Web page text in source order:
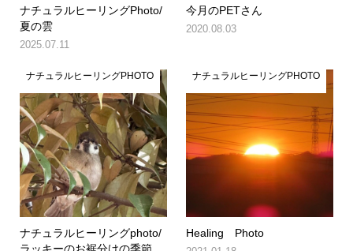
ナチュラルヒーリングPhoto/
夏の雲
2025.07.11
今月のPETさん
2020.08.03
ナチュラルヒーリングPHOTO
ナチュラルヒーリングphoto/
ラッキーのお裾分けの季節
ナチュラルヒーリングPHOTO
Healing Photo